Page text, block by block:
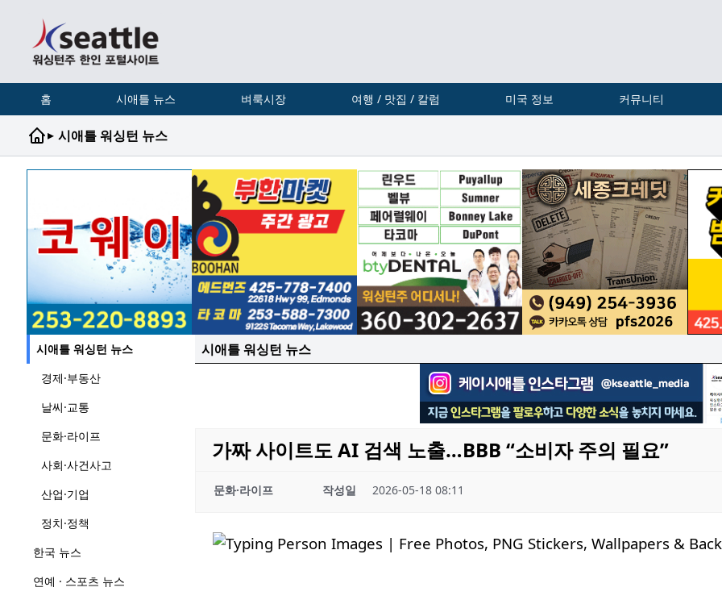
홈 시애틀 뉴스 벼룩시장 여행 / 맛집 / 칼럼 미국 정보 커뮤니티
▸ 시애틀 워싱턴 뉴스
시애틀 워싱턴 뉴스
경제·부동산
날씨·교통
문화·라이프
사회·사건사고
산업·기업
정치·정책
한국 뉴스
연예 · 스포츠 뉴스
시애틀 워싱턴 뉴스
가짜 사이트도 AI 검색 노출…BBB “소비자 주의 필요”
문화·라이프 작성일 2026-05-18 08:11